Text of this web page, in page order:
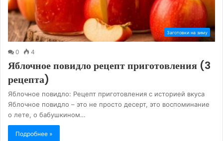
Заготовки на зиму
0 4
Яблочное повидло рецепт приготовления (3
рецепта)
Яблочное повидло: Рецепт приготовления с историей вкуса
Яблочное повидло – это не просто десерт, это воспоминание
о лете, о бабушкином…
Подробнее »